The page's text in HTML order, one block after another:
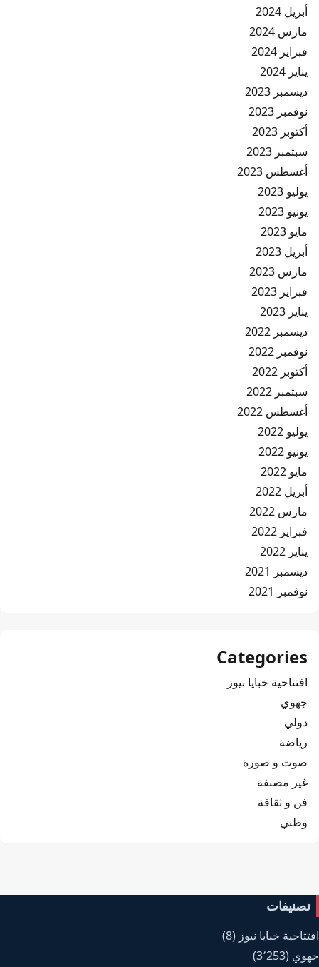
أبريل 2024
مارس 2024
فبراير 2024
يناير 2024
ديسمبر 2023
نوفمبر 2023
أكتوبر 2023
سبتمبر 2023
أغسطس 2023
يوليو 2023
يونيو 2023
مايو 2023
أبريل 2023
مارس 2023
فبراير 2023
يناير 2023
ديسمبر 2022
نوفمبر 2022
أكتوبر 2022
سبتمبر 2022
أغسطس 2022
يوليو 2022
يونيو 2022
مايو 2022
أبريل 2022
مارس 2022
فبراير 2022
يناير 2022
ديسمبر 2021
نوفمبر 2021
Categories
افتتاحية خبايا نيوز
جهوي
دولي
رياضة
صوت و صورة
غير مصنفة
فن و ثقافة
وطني
تصنيفات
افتتاحية خبايا نيوز (8)
جهوي (3٬253)